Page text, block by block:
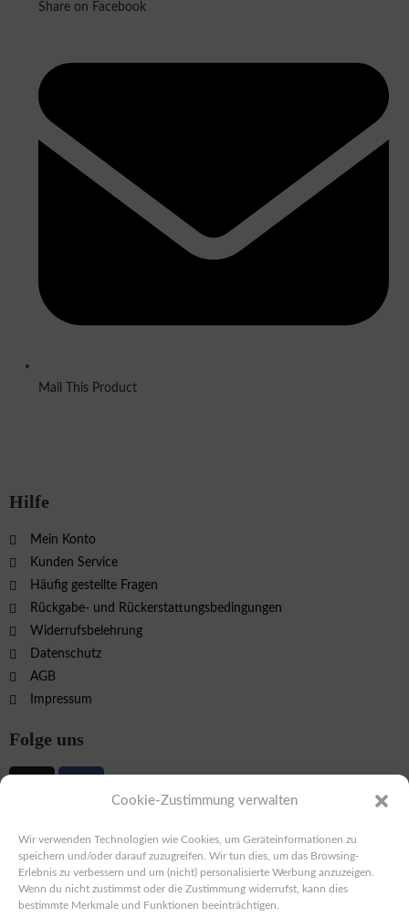
Cookie-Zustimmung verwalten
Wir verwenden Technologien wie Cookies, um Geräteinformationen zu
speichern und/oder darauf zuzugreifen. Wir tun dies, um das Browsing-
Erlebnis zu verbessern und um (nicht) personalisierte Werbung anzuzeigen.
Wenn du nicht zustimmst oder die Zustimmung widerrufst, kann dies
bestimmte Merkmale und Funktionen beeinträchtigen.
Share on Facebook
Mail This Product
Hilfe
Mein Konto
Kunden Service
Häufig gestellte Fragen
Rückgabe- und Rückerstattungsbedingungen
Widerrufsbelehrung
Datenschutz
AGB
Impressum
Folge uns
Schmuck.jewelry
Mansfelderstr. 56
06108 Halle/ Saale